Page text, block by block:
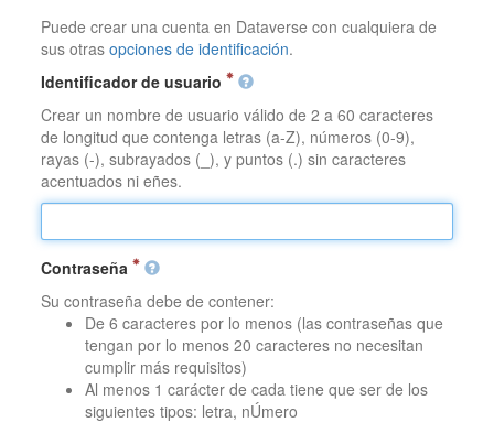
Puede crear una cuenta en Dataverse con cualquiera de
sus otrasopciones de identificación.
Identificador de usuario
Crear un nombre de usuario válido de 2 a 60 caracteres
de longitud que contenga letras (a-Z), números (0-9),
rayas (-), subrayados (_), y puntos (.) sin caracteres
acentuados ni eñes.
Contraseña
Su contraseña debe de contener:
De 6 caracteres por lo menos (las contraseñas que
tengan por lo menos 20 caracteres no necesitan
cumplir más requisitos)
Al menos 1 carácter de cada tiene que ser de los
siguientes tipos: letra, nÚmero